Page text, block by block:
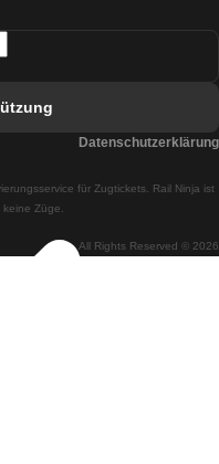
Braga
Lissabon All Rights Reserved © 2026
für Zugtickets. Rail Ninja ist
Züge.
Datenschutzerklärung